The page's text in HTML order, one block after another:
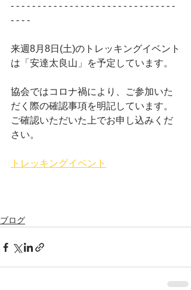
- - - - - - - - - - - - - - - - - - - - - - - - - - - - - - -
- - - -
来週8月8日(土)のトレッキングイベント
は「安達太良山」を予定しています。
協会ではコロナ禍により、ご参加いた
だく際の確認事項を明記しています。
ご確認いただいた上でお申し込みくだ
さい。
トレッキングイベント
ブログ